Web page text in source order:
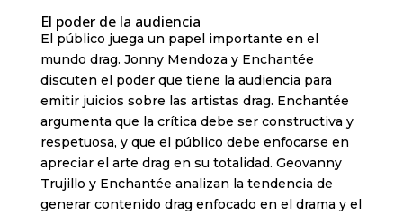
El poder de la audiencia
El público juega un papel importante en el
mundo drag. Jonny Mendoza y Enchantée
discuten el poder que tiene la audiencia para
emitir juicios sobre las artistas drag. Enchantée
argumenta que la crítica debe ser constructiva y
respetuosa, y que el público debe enfocarse en
apreciar el arte drag en su totalidad. Geovanny
Trujillo y Enchantée analizan la tendencia de
generar contenido drag enfocado en el drama y el